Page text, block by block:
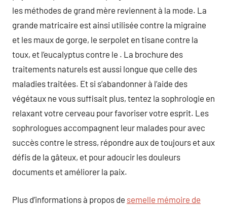
les méthodes de grand mère reviennent à la mode. La
grande matricaire est ainsi utilisée contre la migraine
et les maux de gorge, le serpolet en tisane contre la
toux, et l’eucalyptus contre le . La brochure des
traitements naturels est aussi longue que celle des
maladies traitées. Et si s’abandonner à l’aide des
végétaux ne vous suffisait plus, tentez la sophrologie en
relaxant votre cerveau pour favoriser votre esprit. Les
sophrologues accompagnent leur malades pour avec
succès contre le stress, répondre aux de toujours et aux
défis de la gâteux, et pour adoucir les douleurs
documents et améliorer la paix.
Plus d’informations à propos de semelle mémoire de